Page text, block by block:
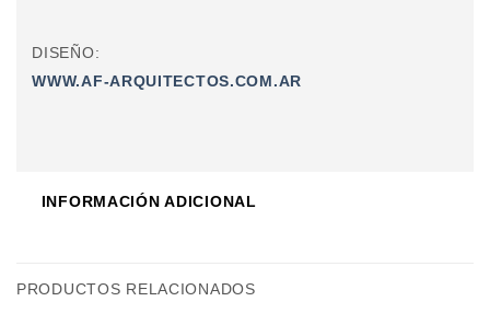
DISEÑO:
WWW.AF-ARQUITECTOS.COM.AR
INFORMACIÓN ADICIONAL
PRODUCTOS RELACIONADOS